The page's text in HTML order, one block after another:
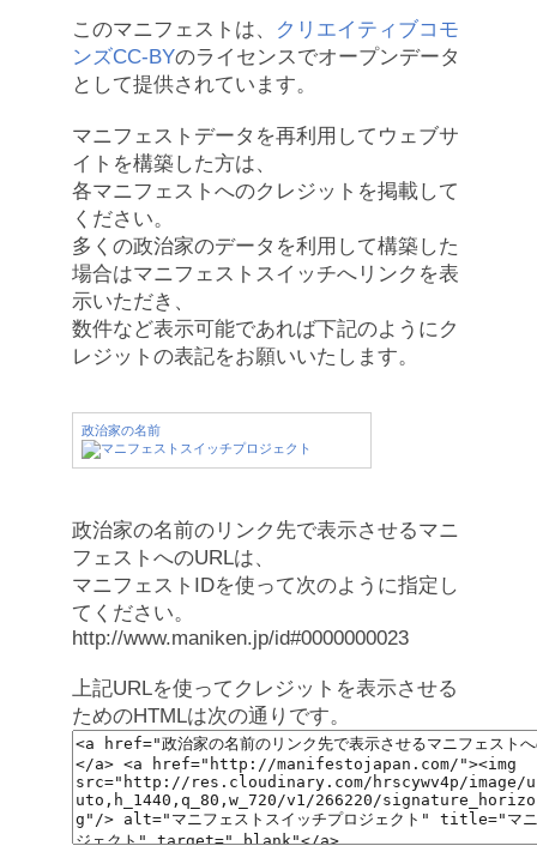
このマニフェストは、
クリエイティブコモ
ンズCC-BYのライセンスでオープンデータ
として提供されています。
マニフェストデータを再利用してウェブサ
イトを構築した方は、
各マニフェストへのクレジットを掲載して
ください。
多くの政治家のデータを利用して構築した
場合はマニフェストスイッチへリンクを表
示いただき、
数件など表示可能であれば下記のようにク
レジットの表記をお願いいたします。
政治家の名前
政治家の名前のリンク先で表示させるマニ
フェストへのURLは、
マニフェストIDを使って次のように指定し
てください。
http://www.maniken.jp/id#0000000023
上記URLを使ってクレジットを表示させる
ためのHTMLは次の通りです。